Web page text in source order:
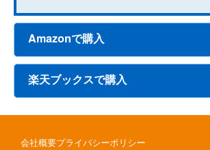
Amazonで購入
楽天ブックスで購入
会社概要プライバシーポリシー